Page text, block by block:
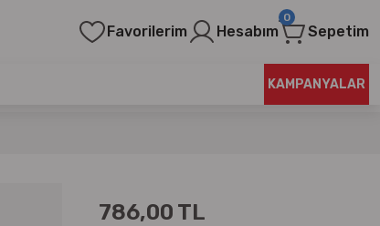
Favorilerim Hesabım Sepetim
0
KAMPANYALAR
786,00 TL